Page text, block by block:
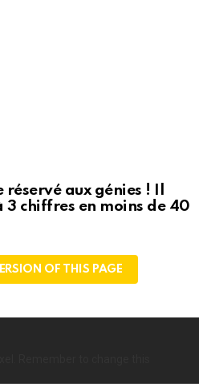
aux génies ! Il
3 chiffres en moins de 40
OF THIS PAGE